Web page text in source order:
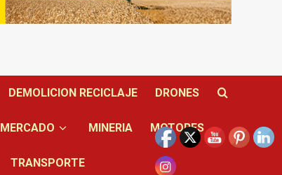
DEMOLICION RECICLAJE DRONES
MERCADO MINERIA MOTORES
TRANSPORTE